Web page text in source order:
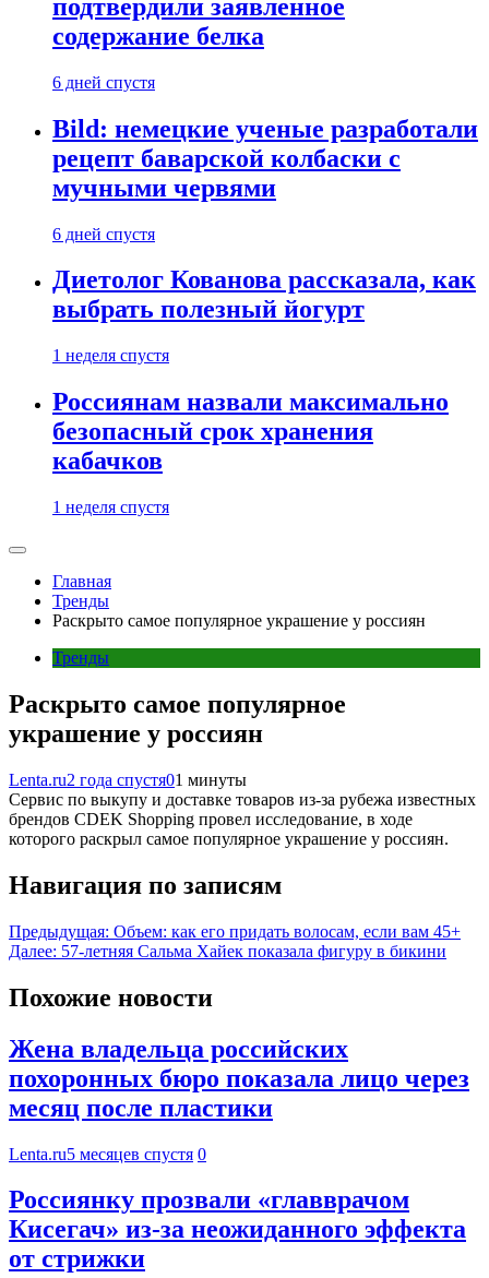
подтвердили заявленное
содержание белка
6 дней спустя
Bild: немецкие ученые разработали
рецепт баварской колбаски с
мучными червями
6 дней спустя
Диетолог Кованова рассказала, как
выбрать полезный йогурт
1 неделя спустя
Россиянам назвали максимально
безопасный срок хранения
кабачков
1 неделя спустя
Главная
Тренды
Раскрыто самое популярное украшение у россиян
Тренды
Раскрыто самое популярное
украшение у россиян
Lenta.ru2 года спустя01 минуты
Сервис по выкупу и доставке товаров из-за рубежа известных
брендов CDEK Shopping провел исследование, в ходе
которого раскрыл самое популярное украшение у россиян.
Навигация по записям
Предыдущая: Объем: как его придать волосам, если вам 45+
Далее: 57-летняя Сальма Хайек показала фигуру в бикини
Похожие новости
Жена владельца российских
похоронных бюро показала лицо через
месяц после пластики
Lenta.ru5 месяцев спустя 0
Россиянку прозвали «главврачом
Кисегач» из-за неожиданного эффекта
от стрижки